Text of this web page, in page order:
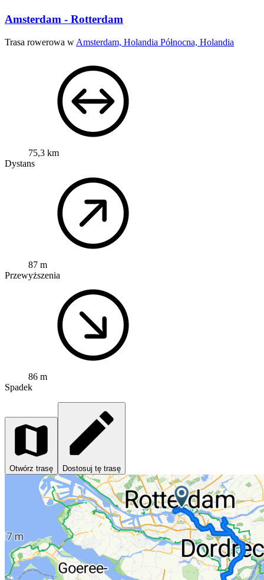
Amsterdam - Rotterdam
Trasa rowerowa w Amsterdam, Holandia Północna, Holandia
75,3 km
Dystans
87 m
Przewyższenia
86 m
Spadek
Otwórz trasę Dostosuj tę trasę